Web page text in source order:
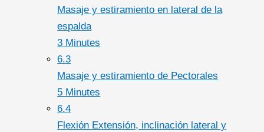
Masaje y estiramiento en lateral de la
espalda
3 Minutes
6.3
Masaje y estiramiento de Pectorales
5 Minutes
6.4
Flexión Extensión, inclinación lateral y